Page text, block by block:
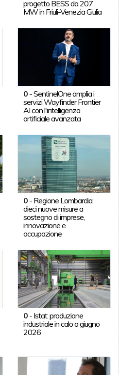
progetto BESS da 207
MW in Friuli-Venezia Giulia
0 -SentinelOne amplia i
servizi Wayfinder Frontier
AI con l'intelligenza
artificiale avanzata
0 - Regione Lombardia:
dieci nuove misure a
sostegno di imprese,
innovazione e
occupazione
0 - Istat: produzione
industriale in calo a giugno
2026